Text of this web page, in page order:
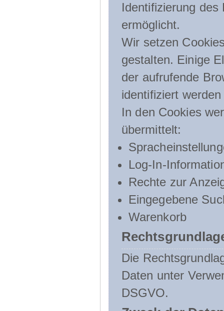
Identifizierung
ermöglicht.
Wir setzen
gestalten. Einige
der aufrufende
identifiziert
In den Cookies
übermittelt:
Log-In-
Rechte zur
Eingegebene
Warenkorb
Die
Daten unter
DSGVO.